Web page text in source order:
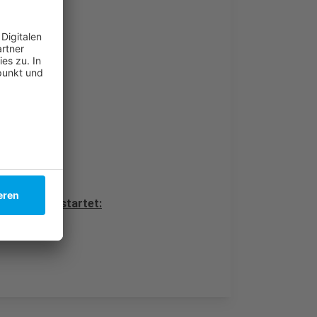
Freitag gestartet: